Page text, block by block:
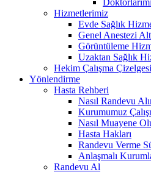
Hizmetlerimiz
Evde Sağlık
Genel Anestezi
Görüntüleme
Uzaktan Sağlık
Hekim Çalışma Çizelgesi
Yönlendirme
Hasta Rehberi
Nasıl Randevu
Kurumumuz
Nasıl Muayene
Hasta Hakları
Randevu Verme
Anlaşmalı
Randevu Al